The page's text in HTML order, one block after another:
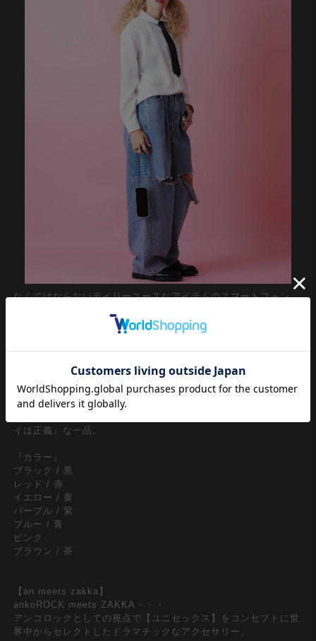
なくてはならないデイリーユースなアイテムのスマートフォン。
アクセントや個性をデコレートしたくなるもの。両先端に付属さ
れたフックに引っかけるだけで簡単に装着が可能なストラップは
マスト。
どこか90ｓ、Y2Kな空気感のレトロな雰囲気が漂う艶感のある綺
麗な大粒パールボールを加え並べたデザインが一見してキュート
フル。韓国ファッション界隈、韓国トレンド、インスタインフル
イは正義』な一品。
『カラー』
ブラック / 黒
レッド / 赤
イエロー / 黄
パープル / 紫
ブルー / 青
ピンク
ブラウン / 茶
【an meets zakka】
ankoROCK meets ZAKKA・・・
アンコロックとしての視点で【ユニセックス】をコンセプトに世
界中からセレクトしたドラマチックなアクセサリー。